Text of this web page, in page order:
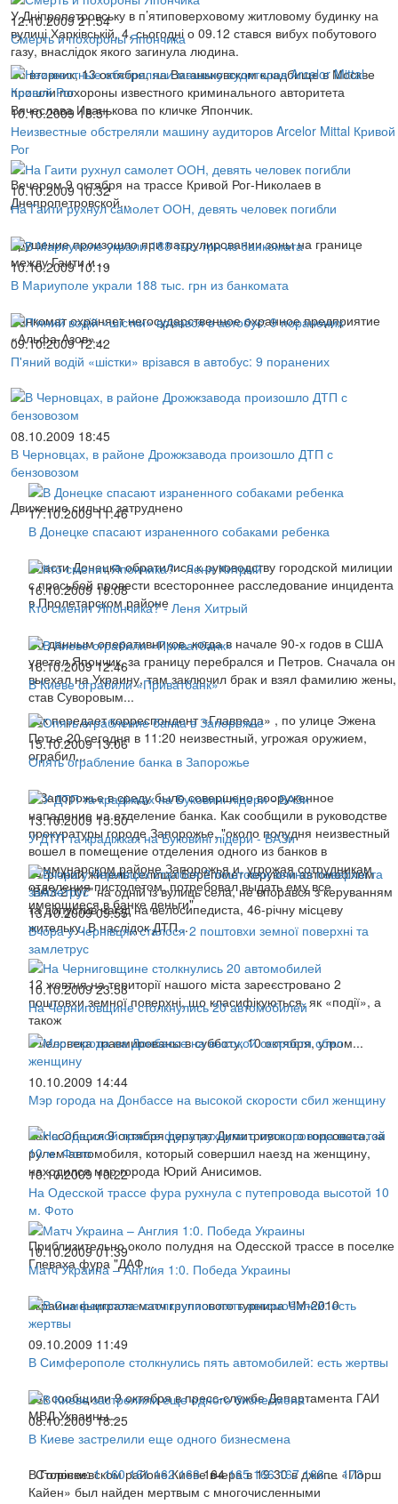
У Дніпропетровську в п’ятиповерховому житловому будинку на
вулиці Харківській, 4, сьогодні о 09.12 стався вибух побутового
газу, внаслідок якого загинула людина.
12.10.2009 21:54
Смерть и похороны Япончика
Во вторник, 13 октября, на Ваганьковском кладбище в Москве
прошли похороны известного криминального авторитета
Вячеслава Иванькова по кличке Япончик.
10.10.2009 18:51
Неизвестные обстреляли машину аудиторов Arcelor Mittal Кривой
Рог
Вечером 9 октября на трассе Кривой Рог-Николаев в
Днепропетровской...
10.10.2009 10:32
На Гаити рухнул самолет ООН, девять человек погибли
Крушение произошло при патрулировании зоны на границе
между Гаити и ...
10.10.2009 10:19
В Мариуполе украли 188 тыс. грн из банкомата
Банкомат охраняет негосударственное охранное предприятие
«Альфа-Азов»...
09.10.2009 12:42
П'яний водій «шістки» врізався в автобус: 9 поранених
08.10.2009 18:45
В Черновцах, в районе Дрожжзавода произошло ДТП с
бензовозом
Движение сильно затруднено
17.10.2009 11:46
В Донецке спасают израненного собаками ребенка
Власти Донецка обратились к руководству городской милиции
с просьбой провести всестороннее расследование инцидента
в Пролетарском районе
16.10.2009 19:08
Кто сменит Япончика? - Леня Хитрый
По данным оперативников, когда в начале 90-х годов в США
улетел Япончик, за границу перебрался и Петров. Сначала он
выехал на Украину, там заключил брак и взял фамилию жены,
став Суворовым...
16.10.2009 12:46
В Киеве ограбили «Приватбанк»
Как передает корреспондент «Главреда» , по улице Эжена
Потье,20 сегодня в 11:20 неизвестный, угрожая оружием,
ограбил...
15.10.2009 13:06
Опять ограбление банка в Запорожье
В Запорожье в среду было совершено вооруженное
нападение на отделение банка. Как сообщили в руководстве
прокуратуры городе Запорожье, "около полудня неизвестный
вошел в помещение отделения одного из банков в
Коммунарском районе Запорожья и, угрожая сотрудникам
отделения пистолетом, потребовал выдать ему все
имеющиеся в банке деньги"
13.10.2009 15:50
У ДТП та крадіжках на Буковині лідери - ВАЗи
44-річний житель селища Берегомет керуючи автомобілем
"ВАЗ-2107" на одній із вулиць села, не впорався з керуванням
та допустив наїзд на велосипедиста, 46-річну місцеву
жительку. В наслідок ДТП...
13.10.2009 09:55
Вчора у Чернівцях сталося 2 поштовхи земної поверхні та
замлетрус
12 жовтня на території нашого міста зареєстровано 2
поштовхи земної поверхні, що класифікуються, як «події», а
також
10.10.2009 23:53
На Черниговщине столкнулись 20 автомобилей
4 человека травмированы в субботу, 10 октября, утром...
10.10.2009 14:44
Мэр города на Донбассе на высокой скорости сбил женщину
Как сообщил 9 октября депутат Димитривского горсовета, за
рулем автомобиля, который совершил наезд на женщину,
находился мэр города Юрий Анисимов.
10.10.2009 10:22
На Одесской трассе фура рухнула с путепровода высотой 10
м. Фото
Приблизительно около полудня на Одесской трассе в поселке
Глеваха фура "ДАФ...
10.10.2009 01:39
Матч Украина – Англия 1:0. Победа Украины
Украина выиграла матч группового турнира ЧМ-2010
09.10.2009 11:49
В Симферополе столкнулись пять автомобилей: есть жертвы
Как сообщили 9 октября в пресс-службе Департамента ГАИ
МВД Украины...
08.10.2009 18:25
В Киеве застрелили еще одного бизнесмена
В Голосеевском районе Киеве вчера в 19.30 в джипе «Порш
Кайен» был найден мертвым с многочисленными
Сторінки: 1 160 161 162 163 164 165 166 167 168 ... 173